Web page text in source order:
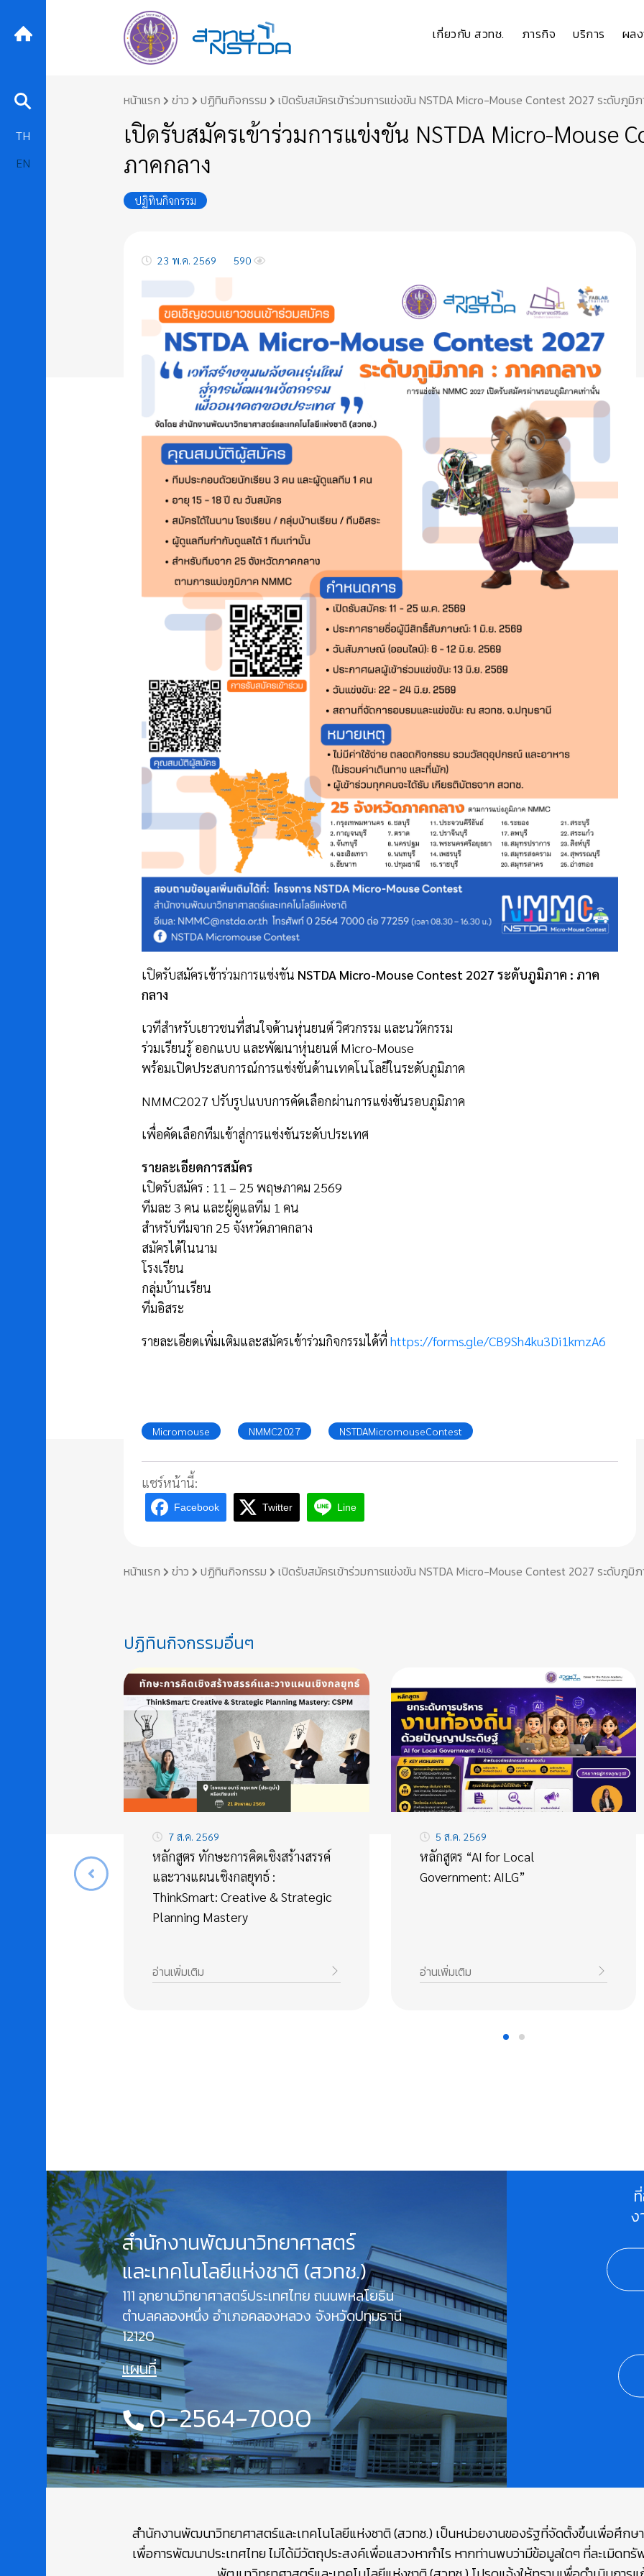
to
เกี่ยวกับ สวทช. ภารกิจ บริการ ผล
หน้าแรก ข่าว ปฏิทินกิจกรรม เปิดรับสมัครเข้าร่วมการแข่งขัน NSTDA Micro-Mouse Contest 2027 ระดับภูมิ
เปิดรับสมัครเข้าร่วมการแข่งขัน NSTDA Micro-Mouse
ภาคกลาง
ปฏิทินกิจกรรม
23 พ.ค. 2569 590
เปิดรับสมัครเข้าร่วมการแข่งขัน NSTDA Micro-Mouse Contest 2027 ระดับภูมิภาค : ภาค
กลาง
เวทีสำหรับเยาวชนที่สนใจด้านหุ่นยนต์ วิศวกรรม และนวัตกรรม
ร่วมเรียนรู้ ออกแบบ และพัฒนาหุ่นยนต์ Micro-Mouse
พร้อมเปิดประสบการณ์การแข่งขันด้านเทคโนโลยีในระดับภูมิภาค
NMMC2027 ปรับรูปแบบการคัดเลือกผ่านการแข่งขันรอบภูมิภาค
เพื่อคัดเลือกทีมเข้าสู่การแข่งขันระดับประเทศ
รายละเอียดการสมัคร
เปิดรับสมัคร : 11 – 25 พฤษภาคม 2569
ทีมละ 3 คน และผู้ดูแลทีม 1 คน
สำหรับทีมจาก 25 จังหวัดภาคกลาง
สมัครได้ในนาม
โรงเรียน
กลุ่มบ้านเรียน
ทีมอิสระ
รายละเอียดเพิ่มเติมและสมัครเข้าร่วมกิจกรรมได้ที่ https://forms.gle/CB9Sh4ku3Di1kmzA6
Micromouse NMMC2027 NSTDAMicromouseContest
แชร์หน้านี้:
Facebook Twitter Line
หน้าแรก ข่าว ปฏิทินกิจกรรม เปิดรับสมัครเข้าร่วมการแข่งขัน NSTDA Micro-Mouse Contest 2027 ระดับภูมิ
ปฏิทินกิจกรรมอื่นๆ
7 ส.ค. 2569
หลักสูตร ทักษะการคิดเชิงสร้างสรรค์
และวางแผนเชิงกลยุทธ์ :
ThinkSmart: Creative & Strategic
Planning Mastery
อ่านเพิ่มเติม
5 ส.ค. 2569
หลักสูตร “AI for Local
Government: AILG”
อ่านเพิ่มเติม
TH
EN
สำนักงานพัฒนาวิทยาศาสตร์
และเทคโนโลยีแห่งชาติ (สวทช.)
111 อุทยานวิทยาศาสตร์ประเทศไทย ถนนพหลโยธิน
ตำบลคลองหนึ่ง อำเภอคลองหลวง จังหวัดปทุมธานี
12120
แผนที่
0-2564-7000
สำนักงานพัฒนาวิทยาศาสตร์และเทคโนโลยีแห่งชาติ (สวทช.) เป็นหน่วยงานของรัฐที่จัดตั้งขึ้นเพื่อศึกษ
เพื่อการพัฒนาประเทศไทย ไม่ได้มีวัตถุประสงค์เพื่อแสวงหากำไร หากท่านพบว่ามีข้อมูลใดๆ ที่ละเมิด